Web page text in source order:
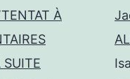
À
SUITE